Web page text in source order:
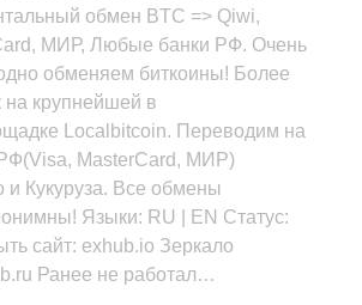
обмен BTC => Qiwi,
МИР, Любые банки РФ. Очень
обменяем биткоины! Более
на крупнейшей в
Localbitcoin. Переводим на
MasterCard, МИР)
и Кукуруза. Все обмены
Языки: RU | EN Статус:
сайт: exhub.io Зеркало
Ранее не работал…